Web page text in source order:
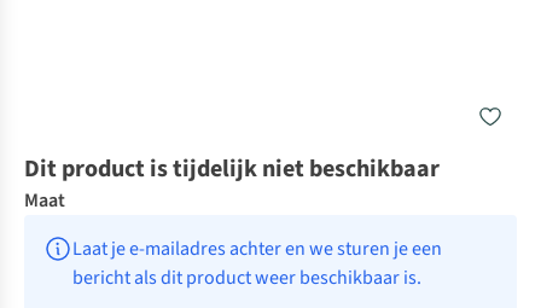
Dit product is tijdelijk niet beschikbaar
Maat
Laat je e-mailadres achter en we sturen je een
bericht als dit product weer beschikbaar is.